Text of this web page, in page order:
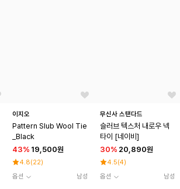
이지오
Pattern Slub Wool Tie
_Black
43% 19,500원
4.8(22)
옵션
남성
무신사 스탠다드
슬러브 텍스처 내로우 넥
타이 [네이비]
30% 20,890원
4.5(4)
옵션
남성